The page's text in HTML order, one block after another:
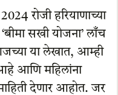
रोजी हरियाणाच्या
सखी योजना’ लाँच
या लेखात, आम्ही
आणि महिलांना
देणार आहोत. जर